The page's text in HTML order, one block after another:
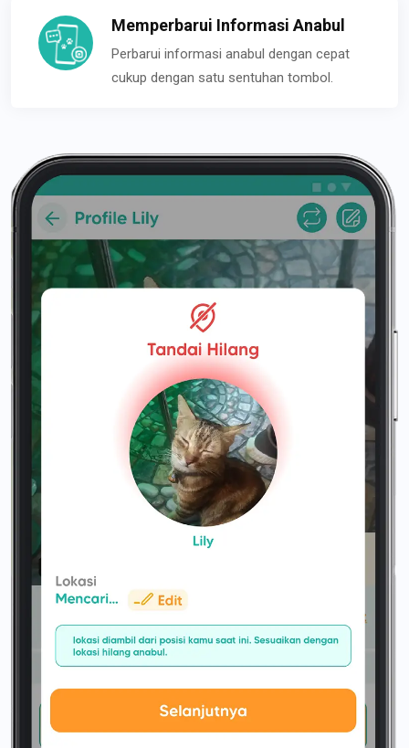
Memperbarui Informasi Anabul
Perbarui informasi anabul dengan cepat
cukup dengan satu sentuhan tombol.